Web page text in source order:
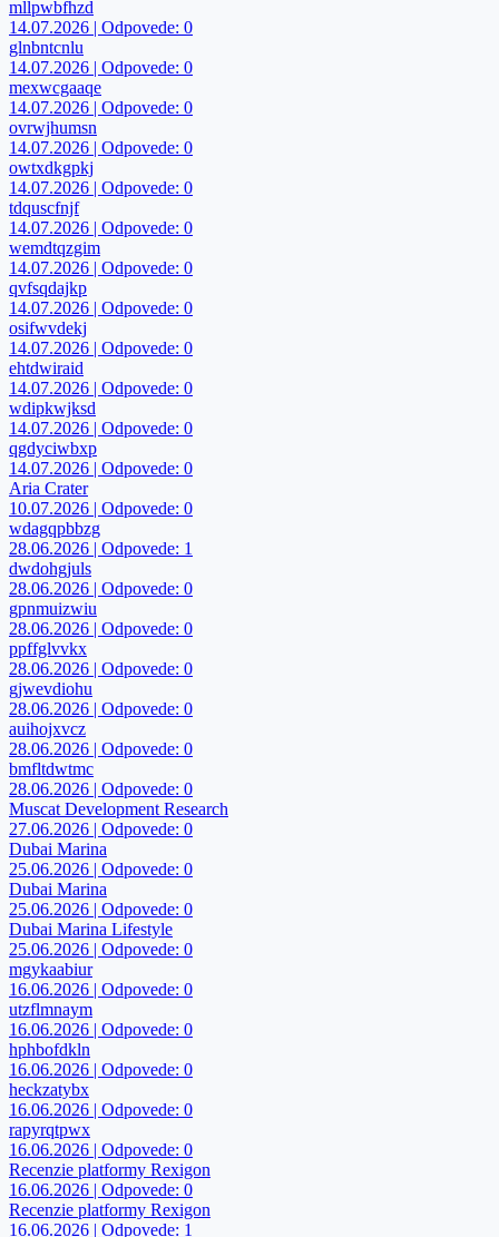
mllpwbfhzd
14.07.2026 | Odpovede: 0
glnbntcnlu
14.07.2026 | Odpovede: 0
mexwcgaaqe
14.07.2026 | Odpovede: 0
ovrwjhumsn
14.07.2026 | Odpovede: 0
owtxdkgpkj
14.07.2026 | Odpovede: 0
tdquscfnjf
14.07.2026 | Odpovede: 0
wemdtqzgim
14.07.2026 | Odpovede: 0
qvfsqdajkp
14.07.2026 | Odpovede: 0
osifwvdekj
14.07.2026 | Odpovede: 0
ehtdwiraid
14.07.2026 | Odpovede: 0
wdipkwjksd
14.07.2026 | Odpovede: 0
qgdyciwbxp
14.07.2026 | Odpovede: 0
Aria Crater
10.07.2026 | Odpovede: 0
wdagqpbbzg
28.06.2026 | Odpovede: 1
dwdohgjuls
28.06.2026 | Odpovede: 0
gpnmuizwiu
28.06.2026 | Odpovede: 0
ppffglvvkx
28.06.2026 | Odpovede: 0
gjwevdiohu
28.06.2026 | Odpovede: 0
auihojxvcz
28.06.2026 | Odpovede: 0
bmfltdwtmc
28.06.2026 | Odpovede: 0
Muscat Development Research
27.06.2026 | Odpovede: 0
Dubai Marina
25.06.2026 | Odpovede: 0
Dubai Marina
25.06.2026 | Odpovede: 0
Dubai Marina Lifestyle
25.06.2026 | Odpovede: 0
mgykaabiur
16.06.2026 | Odpovede: 0
utzflmnaym
16.06.2026 | Odpovede: 0
hphbofdkln
16.06.2026 | Odpovede: 0
heckzatybx
16.06.2026 | Odpovede: 0
rapyrqtpwx
16.06.2026 | Odpovede: 0
Recenzie platformy Rexigon
16.06.2026 | Odpovede: 0
Recenzie platformy Rexigon
16.06.2026 | Odpovede: 1